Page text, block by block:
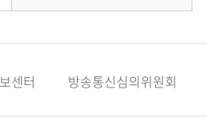
센터 방송통신심의위원회